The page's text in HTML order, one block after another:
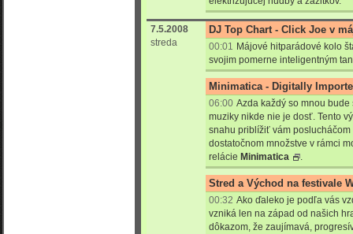
7.5.2008
streda
DJ Top Chart - Click Joe v
00:01 Májové hitparádové kolo
svojim pomerne inteligentným
Minimatica - Digitally
06:00 Azda každý so mnou
muziky nikde nie je dosť. Tento
snahu priblížiť vám
dostatočnom množstve v rámci
relácie Minimatica .
Stred a Východ na festivale
00:32 Ako ďaleko je podľa vás
vzniká len na západ od našich
dôkazom, že zaujímavá,